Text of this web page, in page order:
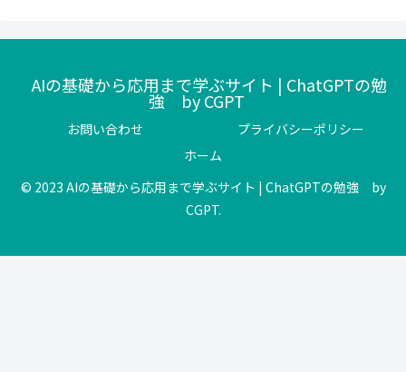
AIの基礎から応用まで学ぶサイト | ChatGPTの勉
強 by CGPT
お問い合わせ
プライバシーポリシー
ホーム
© 2023 AIの基礎から応用まで学ぶサイト | ChatGPTの勉強 by
CGPT.